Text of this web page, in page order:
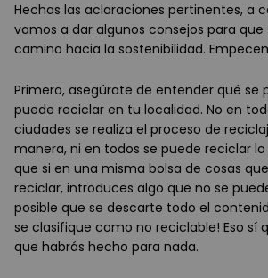
Hechas las aclaraciones pertinentes, a
vamos a dar algunos consejos para
camino hacia la sostenibilidad.
Primero, asegúrate de entender qué se
puede reciclar en tu localidad. No en
ciudades se realiza el proceso de
manera, ni en todos se puede reciclar lo
que si en una misma bolsa de cosas
reciclar, introduces algo que no se puede
posible que se descarte todo el
se clasifique como no reciclable! Eso sí
que habrás hecho para nada.